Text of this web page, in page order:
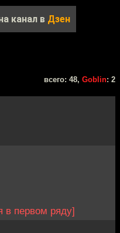
канал в Дзен
всего: 48, Goblin: 2
в первом ряду]